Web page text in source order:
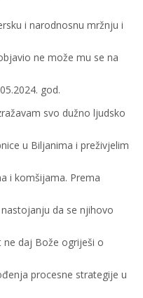
i narodnosnu mržnju i
ne može mu se na
god.
svo dužno ljudsko
u Biljanima i preživjelim
i komšijama. Prema
da se njihovo
daj Bože ogriješi o
procesne strategije u